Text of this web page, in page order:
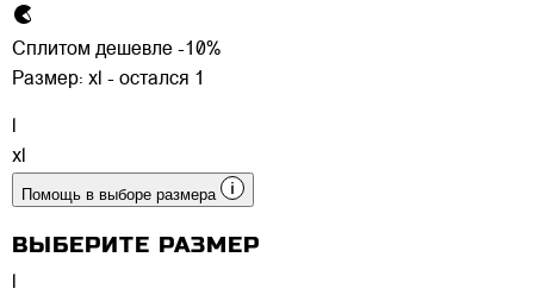
Сплитом дешевле -10%
Размер: xl - остался 1
l
xl
Помощь в выборе размера
ВЫБЕРИТЕ РАЗМЕР